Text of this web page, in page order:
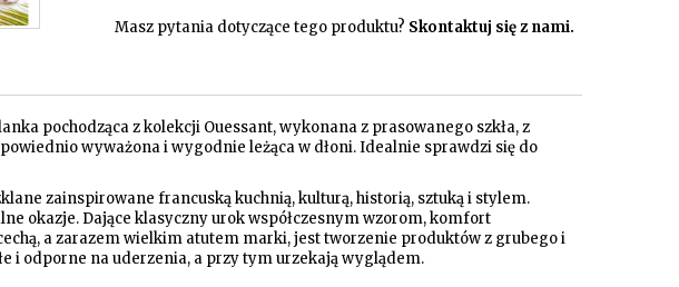
Masz pytania dotyczące tego produktu? Skontaktuj się z nami.
pochodząca z kolekcji Ouessant, wykonana z prasowanego szkła, z
wyważona i wygodnie leżąca w dłoni. Idealnie sprawdzi się do
zainspirowane francuską kuchnią, kulturą, historią, sztuką i stylem.
okazje. Dające klasyczny urok współczesnym wzorom, komfort
a zarazem wielkim atutem marki, jest tworzenie produktów z grubego i
i odporne na uderzenia, a przy tym urzekają wyglądem.